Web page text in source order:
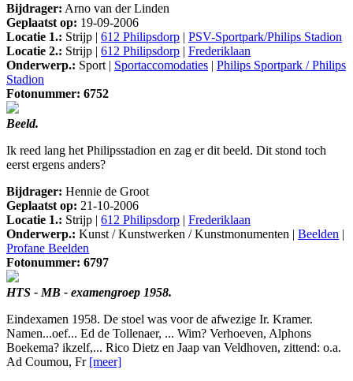
Bijdrager: Arno van der Linden
Geplaatst op: 19-09-2006
Locatie 1.: Strijp | 612 Philipsdorp | PSV-Sportpark/Philips Stadion
Locatie 2.: Strijp | 612 Philipsdorp | Frederiklaan
Onderwerp.: Sport | Sportaccomodaties | Philips Sportpark / Philips
Stadion
Fotonummer: 6752
Beeld.
Ik reed lang het Philipsstadion en zag er dit beeld. Dit stond toch
eerst ergens anders?
Bijdrager: Hennie de Groot
Geplaatst op: 21-10-2006
Locatie 1.: Strijp | 612 Philipsdorp | Frederiklaan
Onderwerp.: Kunst / Kunstwerken / Kunstmonumenten | Beelden |
Profane Beelden
Fotonummer: 6797
HTS - MB - examengroep 1958.
Eindexamen 1958. De stoel was voor de afwezige Ir. Kramer.
Namen...oef... Ed de Tollenaer, ... Wim? Verhoeven, Alphons
Boekema? ikzelf,... Rico Dietz en Jaap van Veldhoven, zittend: o.a.
Ad Coumou, Fr [meer]